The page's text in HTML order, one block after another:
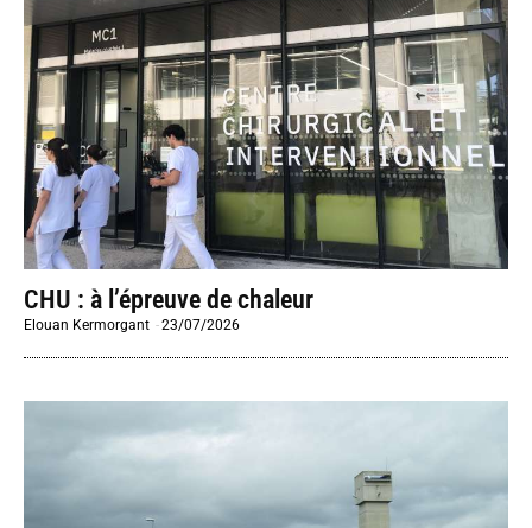
CHU : à l’épreuve de chaleur
Elouan Kermorgant -23/07/2026